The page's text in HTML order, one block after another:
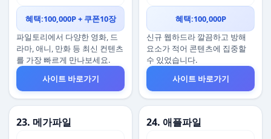
혜택:100,000P + 쿠폰10장
파일토리에서 다양한 영화, 드
라마, 애니, 만화 등 최신 컨텐츠
를 가장 빠르게 만나보세요.
사이트 바로가기
혜택:100,000P
신규 웹하드라 깔끔하고 방해
요소가 적어 콘텐츠에 집중할
수 있었습니다.
사이트 바로가기
23. 메가파일 24. 애플파일